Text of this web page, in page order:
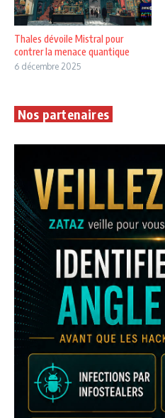
Thales dévoile Mistral pour
contrer la menace quantique
6 décembre 2025
Nos partenaires